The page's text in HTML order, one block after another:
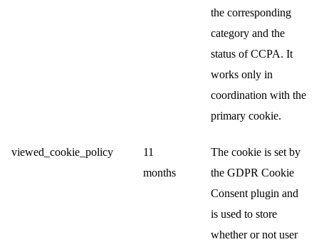
the corresponding
category and the
status of CCPA. It
works only in
coordination with the
primary cookie.
viewed_cookie_policy
11
months
The cookie is set by
the GDPR Cookie
Consent plugin and
is used to store
whether or not user